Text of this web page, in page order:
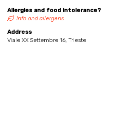
Allergies and food intolerance?
Info and allergens
Address
Viale XX Settembre 16, Trieste